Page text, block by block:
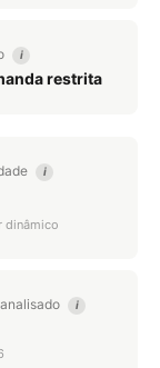
i
restrita
i
i